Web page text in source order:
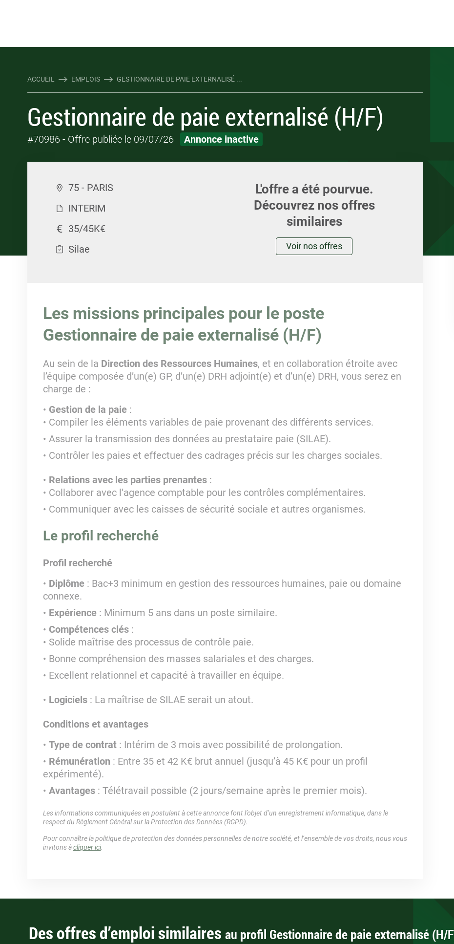
ACCUEIL EMPLOIS GESTIONNAIRE DE PAIE EXTERNALISÉ ...
Gestionnaire de paie externalisé (H/F)
#70986 - Offre publiée le 09/07/26 Annonce inactive
75 - PARIS
INTERIM
35/45K€
Silae
L'offre a été pourvue.
Découvrez nos offres
similaires
Voir nos offres
Les missions principales pour le poste
Gestionnaire de paie externalisé (H/F)
Au sein de la Direction des Ressources Humaines, et en collaboration étroite avec
l’équipe composée d’un(e) GP, d’un(e) DRH adjoint(e) et d’un(e) DRH, vous serez en
charge de :
Gestion de la paie:
Compiler les éléments variables de paie provenant des différents services.
Assurer la transmission des données au prestataire paie (SILAE).
Contrôler les paies et effectuer des cadrages précis sur les charges sociales.
Relations avec les parties prenantes:
Collaborer avec l’agence comptable pour les contrôles complémentaires.
Communiquer avec les caisses de sécurité sociale et autres organismes.
Le profil recherché
Profil recherché
Diplôme: Bac+3 minimum en gestion des ressources humaines, paie ou domaine
connexe.
Expérience: Minimum 5 ans dans un poste similaire.
Compétences clés:
Solide maîtrise des processus de contrôle paie.
Bonne compréhension des masses salariales et des charges.
Excellent relationnel et capacité à travailler en équipe.
Logiciels: La maîtrise de SILAE serait un atout.
Conditions et avantages
Type de contrat: Intérim de 3 mois avec possibilité de prolongation.
Rémunération : Entre 35 et 42 K€ brut annuel (jusqu’à 45 K€ pour un profil
expérimenté).
Avantages: Télétravail possible (2 jours/semaine après le premier mois).
Les informations communiquées en postulant à cette annonce font l’objet d’un enregistrement informatique, dans le
respect du Règlement Général sur la Protection des Données (RGPD).
Pour connaître la politique de protection des données personnelles de notre société, et l’ensemble de vos droits, nous vous
invitons àcliquer ici.
Des offres d’emploi similaires au profil Gestionnaire de paie externalisé (H/